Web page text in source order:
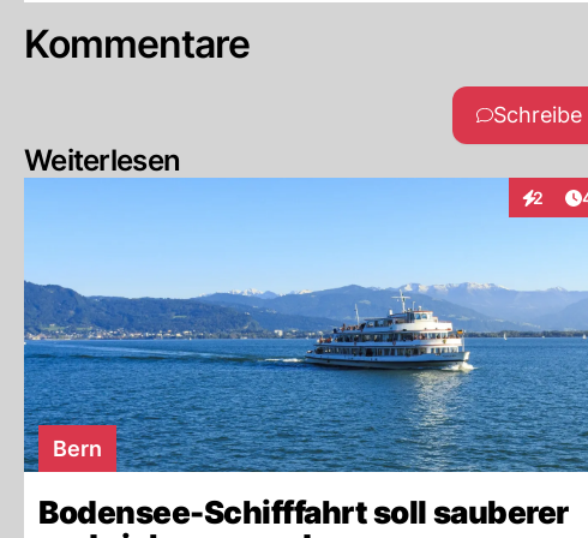
Kommentare
Weiterlesen
2
Bern
Bodensee-Schifffahrt soll sauberer